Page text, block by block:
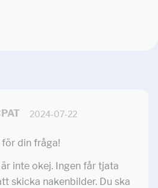
2024-07-22
din fråga!
inte okej. Ingen får tjata
skicka nakenbilder. Du ska